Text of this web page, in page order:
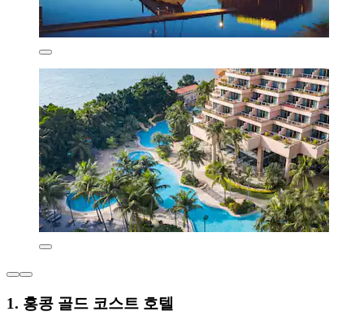
1. 홍콩 골드 코스트 호텔